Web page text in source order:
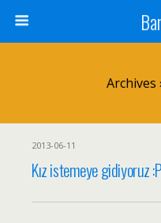
Archives
2013-06-11
Kız istemeye gidiyoruz :P